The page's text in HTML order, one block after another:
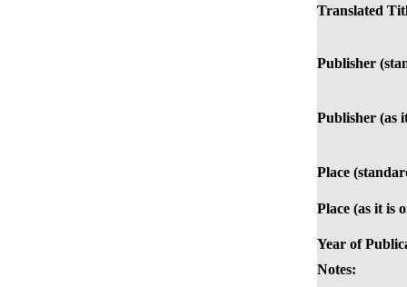
Translated
Publisher
Publisher (as
Place
Place (as it is
Year of
Notes: